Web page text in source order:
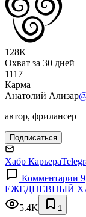
128K+
Охват за 30 дней
1117
Карма
Анатолий Ализар
автор, фрилансер
Подписаться
Хабр Карьера
Комментарии 9
ЕЖЕДНЕВНЫЙ
5.4K
1